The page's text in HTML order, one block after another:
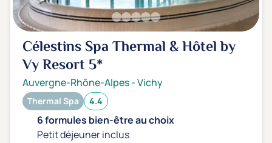
Célestins Spa Thermal & Hôtel by
Vy Resort5*
Auvergne-Rhône-Alpes-Vichy
Thermal Spa 4.4
6 formules bien-être au choix
Petit déjeuner inclus